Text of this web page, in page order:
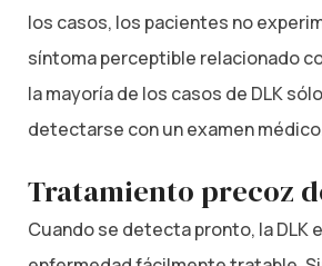
los casos, los pacientes no
síntoma perceptible relacionado
la mayoría de los casos de DLK
detectarse con un examen
Tratamiento precoz
Cuando se detecta pronto, la DLK